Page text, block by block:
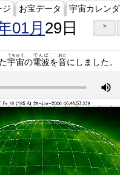
ジ お宝データ 宇宙カレン
01月 29日 >
宇宙
うちゅう
の電波
でんぱ
を音
おと
にしました。